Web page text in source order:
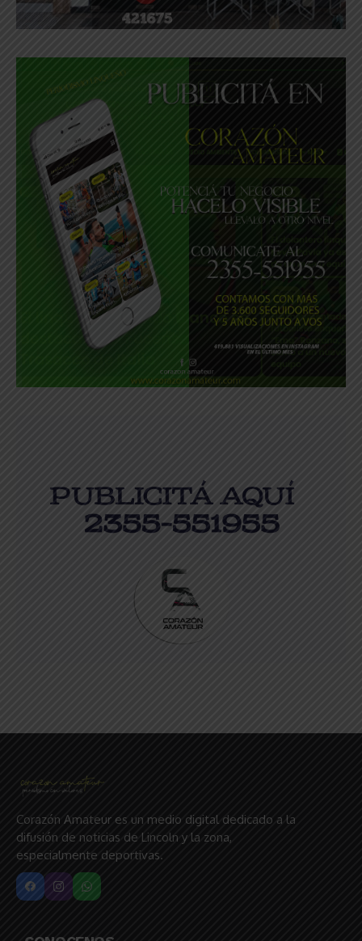
Corazón Amateur es un medio digital dedicado a la
difusión de noticias de Lincoln y la zona,
especialmente deportivas.